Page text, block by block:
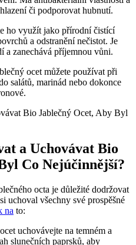
či podporovat ⁤hubnutí.
ho využít jako přírodní čistící
a odstranění nečistot. Je⁣
a zanechává příjemnou vůni.
ocet můžete používat při
salátů, marinád nebo dokonce
a Uchovávat Bio
Co Nejúčinnější?
octa je důležité dodržovat
uchoval všechny své prospěšné
na to:
uchovávejte ‍na temném a
slunečních paprsků, aby